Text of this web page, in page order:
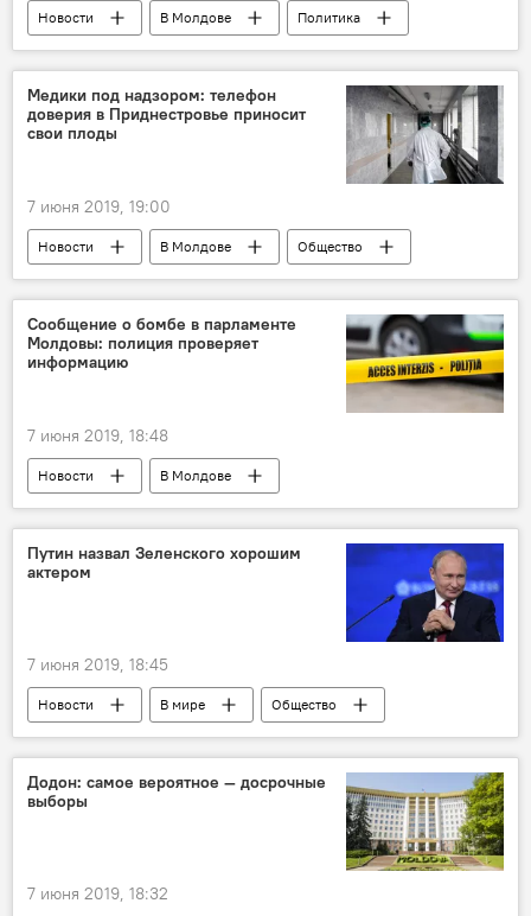
Новости В Молдове Политика
Медики под надзором: телефон
доверия в Приднестровье приносит
свои плоды
7 июня 2019, 19:00
Новости В Молдове
Общество
халатность
врачи
медики
медучреждения
прямая линия
Приднестровье
Сообщение о бомбе в парламенте
Молдовы: полиция проверяет
информацию
7 июня 2019, 18:48
Новости
В Молдове
Происшествия
Путин назвал Зеленского хорошим
актером
7 июня 2019, 18:45
Новости В мире
Общество
Политика
Додон: самое вероятное — досрочные
выборы
7 июня 2019, 18:32